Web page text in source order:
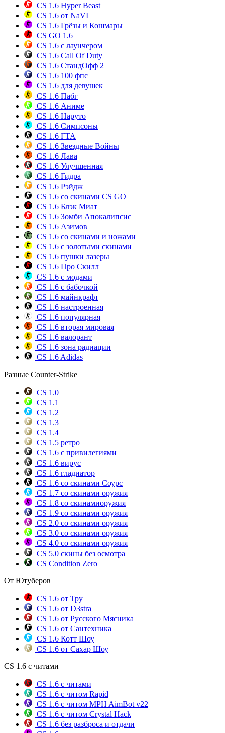
CS 1.6 Hyper Beast
CS 1.6 от NaVI
CS 1.6 Грёзы и Кошмары
CS GO 1.6
CS 1.6 с лаунчером
CS 1.6 Call Of Duty
CS 1.6 СтандОфф 2
CS 1.6 100 фпс
CS 1.6 для девушек
CS 1.6 Пабг
CS 1.6 Аниме
CS 1.6 Наруто
CS 1.6 Симпсоны
CS 1.6 ГТА
CS 1.6 Звездные Войны
CS 1.6 Лава
CS 1.6 Улучшенная
CS 1.6 Гидра
CS 1.6 Рэйдж
CS 1.6 со скинами CS GO
CS 1.6 Блэк Миат
CS 1.6 Зомби Апокалипсис
CS 1.6 Азимов
CS 1.6 со скинами и ножами
CS 1.6 с золотыми скинами
CS 1.6 пушки лазеры
CS 1.6 Про Скилл
CS 1.6 с модами
CS 1.6 с бабочкой
CS 1.6 майнкрафт
CS 1.6 настроенная
CS 1.6 популярная
CS 1.6 вторая мировая
CS 1.6 валорант
CS 1.6 зона радиации
CS 1.6 Adidas
Разные Counter-Strike
CS 1.0
CS 1.1
CS 1.2
CS 1.3
CS 1.4
CS 1.5 ретро
CS 1.6 с привилегиями
CS 1.6 вирус
CS 1.6 гладиатор
CS 1.6 со скинами Соурс
CS 1.7 со скинами оружия
CS 1.8 со скинамиоружия
CS 1.9 со скинами оружия
CS 2.0 со скинами оружия
CS 3.0 со скинами оружия
CS 4.0 со скинами оружия
CS 5.0 скины без осмотра
CS Condition Zero
От Ютуберов
CS 1.6 от Тру
CS 1.6 от D3stra
CS 1.6 от Русского Мясника
CS 1.6 от Сантехника
CS 1.6 Котт Шоу
CS 1.6 от Сахар Шоу
CS 1.6 с читами
CS 1.6 с читами
CS 1.6 с читом Rapid
CS 1.6 с читом MPH AimBot v22
CS 1.6 с читом Crystal Hack
CS 1.6 без разброса и отдачи